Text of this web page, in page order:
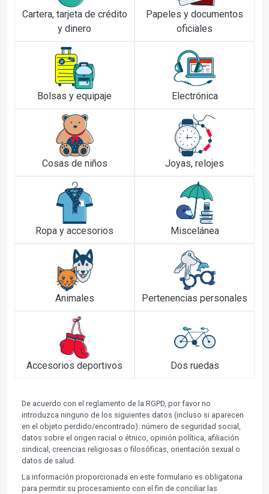
Cartera, tarjeta de crédito
y dinero
Papeles y documentos
oficiales
Bolsas y equipaje Electrónica
Cosas de niños Joyas, relojes
Ropa y accesorios Miscelánea
Animales Pertenencias personales
Accesorios deportivos Dos ruedas
De acuerdo con el reglamento de la RGPD, por favor no
introduzca ninguno de los siguientes datos (incluso si aparecen
en el objeto perdido/encontrado): número de seguridad social,
datos sobre el origen racial o étnico, opinión política, afiliación
sindical, creencias religiosas o filosóficas, orientación sexual o
datos de salud.
La información proporcionada en este formulario es obligatoria
para permitir su procesamiento con el fin de conciliar las